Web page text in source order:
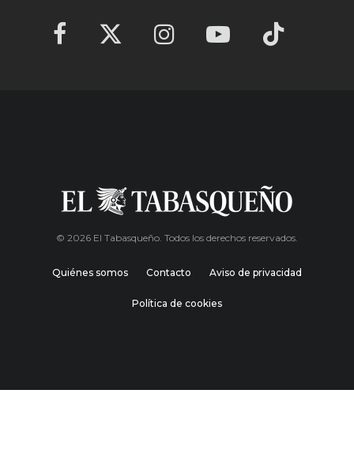
© 2026 El Tabasqueño. Todos los derechos reservados.
Quiénes somos Contacto Aviso de privacidad
Política de cookies